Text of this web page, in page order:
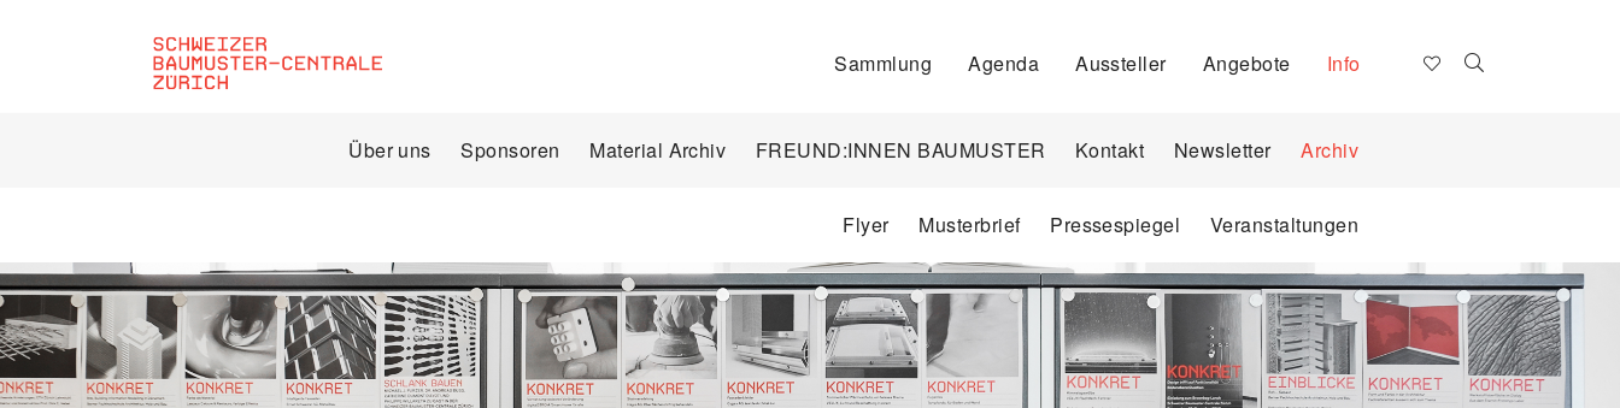
Sammlung Agenda Aussteller Angebote Info
Über uns Sponsoren Material Archiv FREUND:INNEN BAUMUSTER Kontakt Newsletter Archiv
Flyer Musterbrief Pressespiegel Veranstaltungen